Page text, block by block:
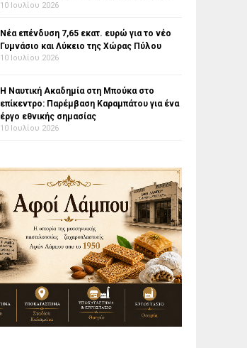
10 Ιουλίου 2026
Νέα επένδυση 7,65 εκατ. ευρώ για το νέο
Γυμνάσιο και Λύκειο της Χώρας Πύλου
10 Ιουλίου 2026
Η Ναυτική Ακαδημία στη Μπούκα στο
επίκεντρο: Παρέμβαση Καραμπάτου για ένα
έργο εθνικής σημασίας
10 Ιουλίου 2026